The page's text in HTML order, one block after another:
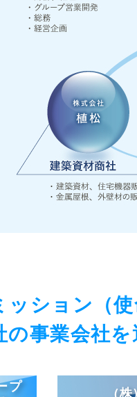
ッション（
事業会社を
プ
(株